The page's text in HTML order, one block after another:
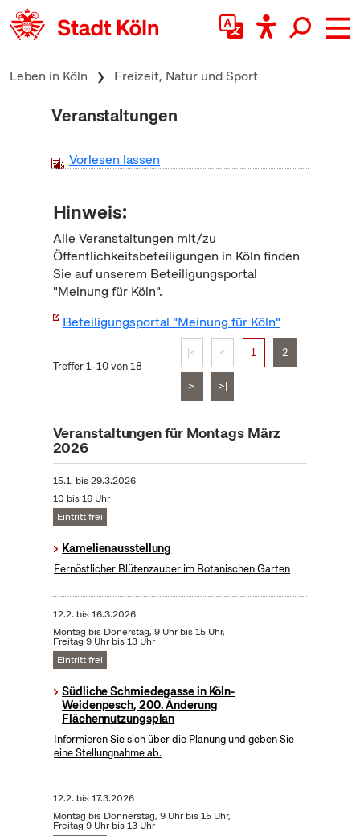
zum Inhalt springen
Leben in Köln Freizeit, Natur und Sport
Veranstaltungen
Vorlesen lassen
Hinweis:
Alle Veranstaltungen mit/zu
Öffentlichkeitsbeteiligungen in Köln finden
Sie auf unserem Beteiligungsportal
"Meinung für Köln".
Beteiligungsportal "Meinung für Köln"
Treffer 1–10 von 18
|< < 1 2
> >|
Veranstaltungen für Montags März
2026
15.1. bis29.3.2026
10 bis 16 Uhr
Eintritt frei
Kamelienausstellung
Fernöstlicher Blütenzauber im Botanischen Garten
12.2. bis16.3.2026
Montag bis Donerstag, 9 Uhr bis 15 Uhr,
Freitag 9 Uhr bis 13 Uhr
Eintritt frei
Südliche Schmiedegasse in Köln-
Weidenpesch, 200. Änderung
Flächennutzungsplan
Informieren Sie sich über die Planung und geben Sie
eine Stellungnahme ab.
12.2. bis17.3.2026
Montag bis Donnerstag, 9 Uhr bis 15 Uhr,
Freitag 9 Uhr bis 13 Uhr